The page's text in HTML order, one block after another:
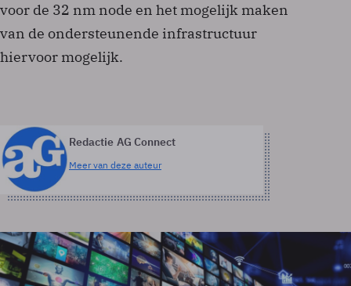
voor de 32 nm node en het mogelijk maken
van de ondersteunende infrastructuur
hiervoor mogelijk.
Redactie AG Connect
Meer van deze auteur